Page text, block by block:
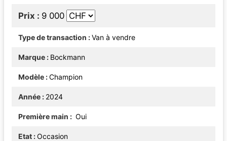
Prix 9 000
Type de transaction Van à vendre
Marque Bockmann
Modèle Champion
Année 2024
Première main Oui
Etat Occasion